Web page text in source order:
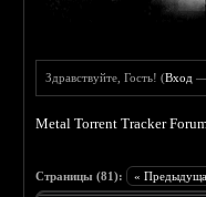
Здравствуйте, Гость! (Вход
Metal Torrent Tracker
Страницы (81): «